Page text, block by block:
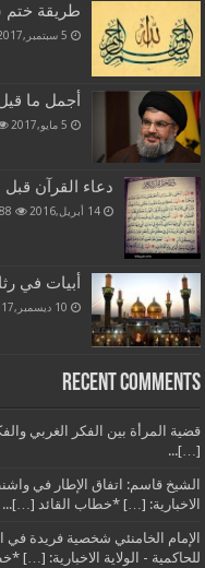
طريقة ختم
5 سبتمبر,2017
أجمل ما
5 مايو,2017
دعاء القرآن قبل
14 أبريل,2016
أبيات في
10 ديسمبر,2017
Recent Comments
قضية المرأة بين الفكر الغربي
[…]...
الشيخ قاسم: اتفاق الإطار في
الاخبارية: […] *خطاب القائد […]...
الإمام الخامنئي شخصية فريدة في
للحاكمية - الولاية الاخبارية: […]